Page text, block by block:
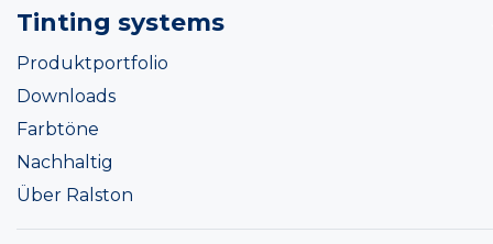
Tinting systems
Produktportfolio
Downloads
Farbtöne
Nachhaltig
Über Ralston